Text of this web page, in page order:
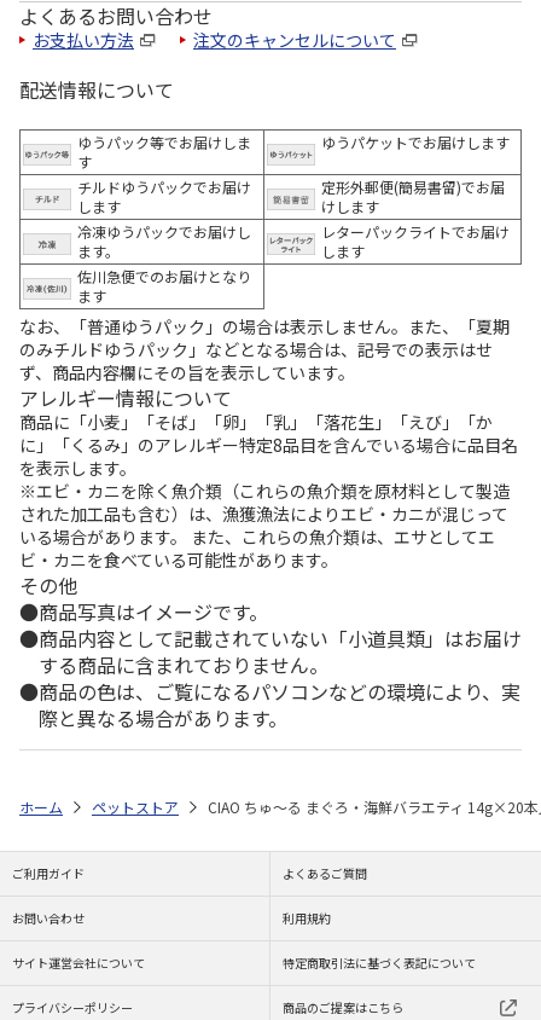
よくあるお問い合わせ
お支払い方法 注文のキャンセルについて
配送情報について
ゆうパック等でお届けしま
す
ゆうパケットでお届けします
チルドゆうパックでお届け
します
定形外郵便(簡易書留)でお届
けします
冷凍ゆうパックでお届けし
ます。
レターパックライトでお届け
します
佐川急便でのお届けとなり
ます
なお、「普通ゆうパック」の場合は表示しません。また、「夏期
のみチルドゆうパック」などとなる場合は、記号での表示はせ
ず、商品内容欄にその旨を表示しています。
アレルギー情報について
商品に「小麦」「そば」「卵」「乳」「落花生」「えび」「か
に」「くるみ」のアレルギー特定8品目を含んでいる場合に品目名
を表示します。
※エビ・カニを除く魚介類（これらの魚介類を原材料として製造
された加工品も含む）は、漁獲漁法によりエビ・カニが混じって
いる場合があります。 また、これらの魚介類は、エサとしてエ
ビ・カニを食べている可能性があります。
その他
商品写真はイメージです。
商品内容として記載されていない「小道具類」はお届け
する商品に含まれておりません。
商品の色は、ご覧になるパソコンなどの環境により、実
際と異なる場合があります。
ホーム ペットストア CIAO ちゅ～る まぐろ・海鮮バラエティ 14g×20
ご利用ガイド よくあるご質問
お問い合わせ 利用規約
サイト運営会社について 特定商取引法に基づく表記について
プライバシーポリシー 商品のご提案はこちら